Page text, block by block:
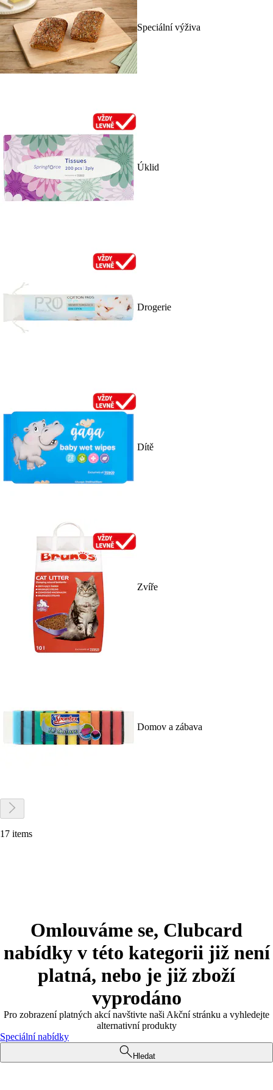
Speciální výživa
Úklid
Drogerie
Dítě
Zvíře
Domov a zábava
17 items
Omlouváme se, Clubcard
nabídky v této kategorii již není
platná, nebo je již zboží
vyprodáno
Pro zobrazení platných akcí navštivte naši Akční stránku a vyhledejte
alternativní produkty
Speciální nabídky
Hledat